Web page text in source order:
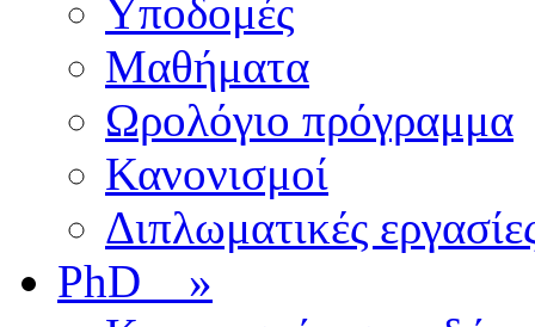
Υποδομές
Μαθήματα
Ωρολόγιο πρόγραμμα
Κανονισμοί
Διπλωματικές
PhD »